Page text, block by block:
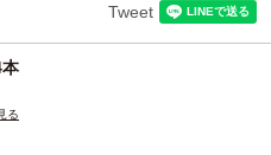
Tweet
る